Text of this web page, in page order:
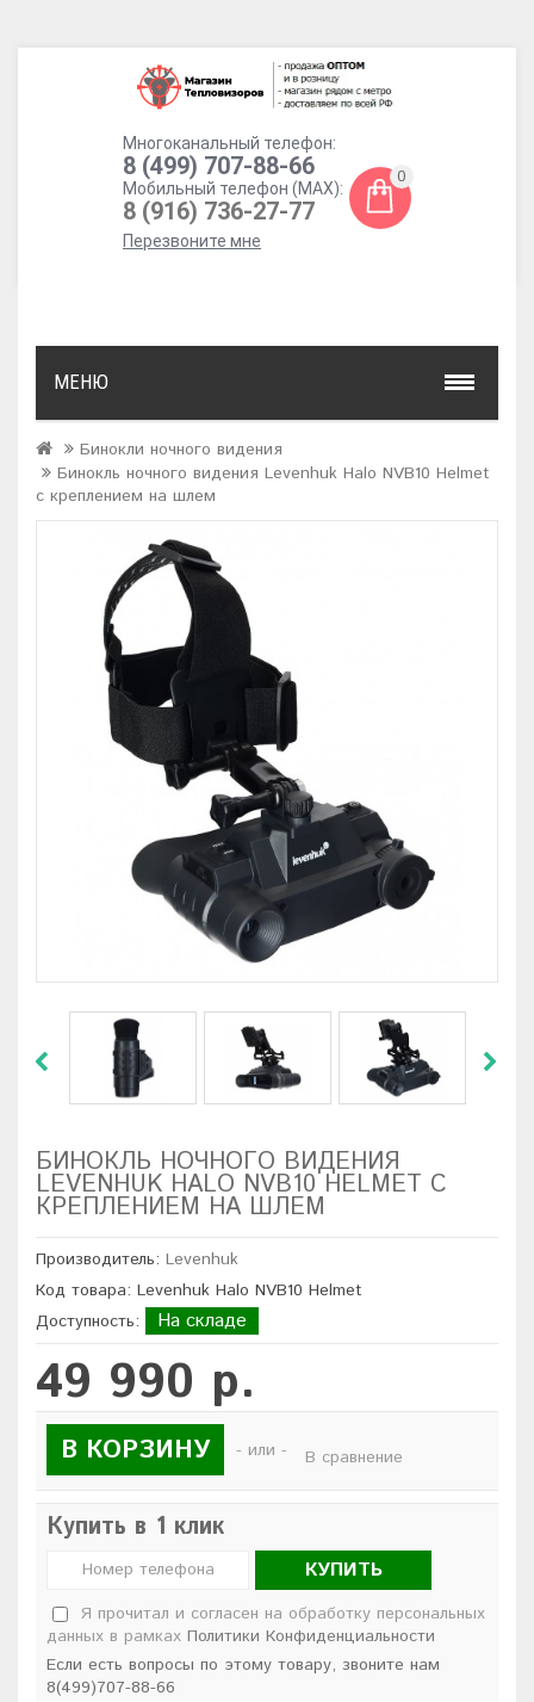
Многоканальный телефон:
8 (499) 707-88-66
Мобильный телефон (MAX):
8 (916) 736-27-77
Перезвоните мне
0
МЕНЮ
Бинокли ночного видения
Бинокль ночного видения Levenhuk Halo NVB10 Helmet
с креплением на шлем
БИНОКЛЬ НОЧНОГО ВИДЕНИЯ
LEVENHUK HALO NVB10 HELMET С
КРЕПЛЕНИЕМ НА ШЛЕМ
Производитель: Levenhuk
Код товара: Levenhuk Halo NVB10 Helmet
Доступность:
На складе
49 990 р.
В КОРЗИНУ - или - В сравнение
Купить в 1 клик
КУПИТЬ
Я прочитал и согласен на обработку персональных
данных в рамках Политики Конфиденциальности
Если есть вопросы по этому товару, звоните нам
8(499)707-88-66